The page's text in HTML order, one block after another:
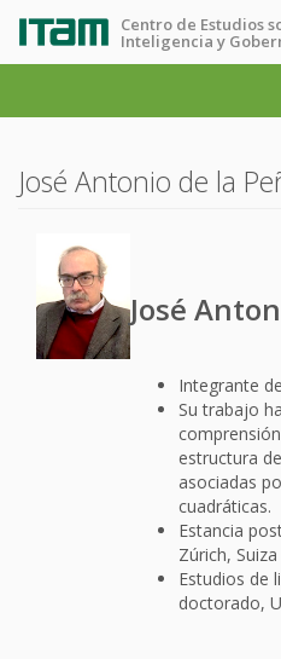
Centro de Estudios
Inteligencia y
José Antonio de la
José
Integrante
Su trabajo
estructura
asociadas
cuadráticas.
Estancia
Zúrich, Suiza
Estudios de
doctorado,